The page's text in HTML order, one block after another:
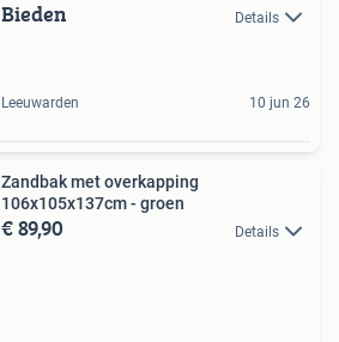
Bieden Details
Leeuwarden 10 jun 26
Zandbak met overkapping
106x105x137cm - groen
€ 89,90 Details